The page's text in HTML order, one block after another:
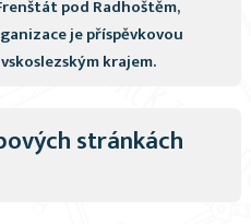
pod Radhoštěm,
je příspěvkovou
krajem.
stránkách